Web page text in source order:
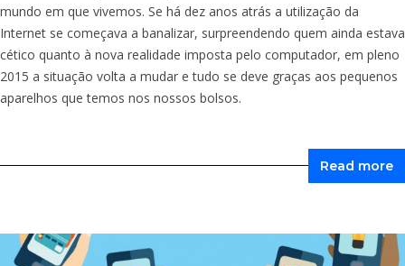
mundo em que vivemos. Se há dez anos atrás a utilização da
Internet se começava a banalizar, surpreendendo quem ainda estava
cético quanto à nova realidade imposta pelo computador, em pleno
2015 a situação volta a mudar e tudo se deve graças aos pequenos
aparelhos que temos nos nossos bolsos.
Read more